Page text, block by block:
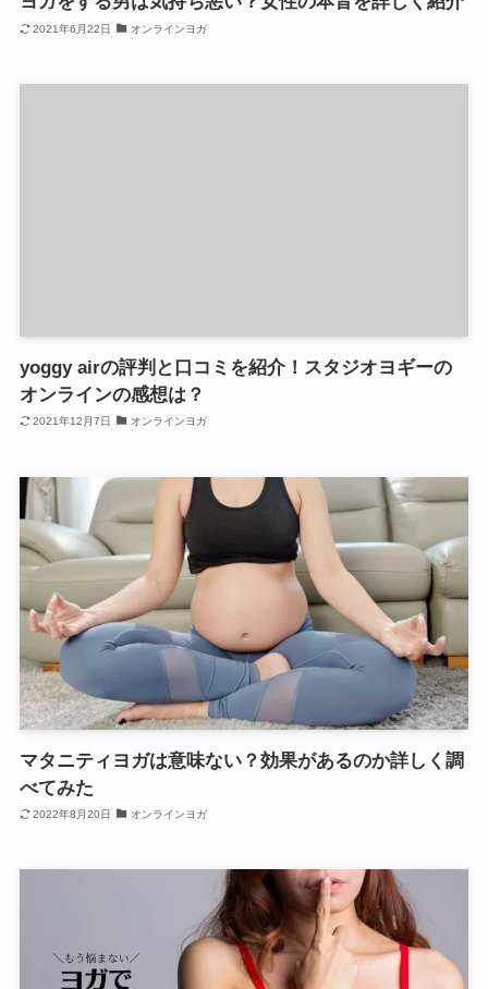
2021年6月22日 オンラインヨガ
yoggy airの評判と口コミを紹介！スタジオヨギーの
オンラインの感想は？
2021年12月7日 オンラインヨガ
マタニティヨガは意味ない？効果があるのか詳しく調
べてみた
2022年8月20日 オンラインヨガ